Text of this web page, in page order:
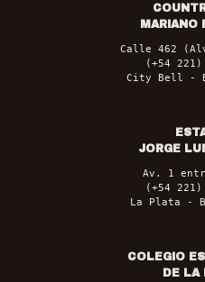
MARIANO
Calle 462
(+54 221)
City Bell -
JORGE
Av. 1
(+54 221)
La Plata -
COLEGIO
DE LA